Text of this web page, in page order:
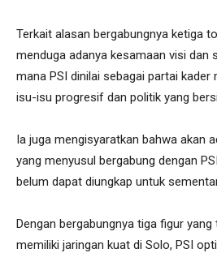
Terkait alasan bergabungnya ketiga
menduga adanya kesamaan visi dan
mana PSI dinilai sebagai partai
isu-isu progresif dan politik yang
Ia juga mengisyaratkan bahwa akan
yang menyusul bergabung dengan
belum dapat diungkap untuk
Dengan bergabungnya tiga figur
memiliki jaringan kuat di Solo, PSI